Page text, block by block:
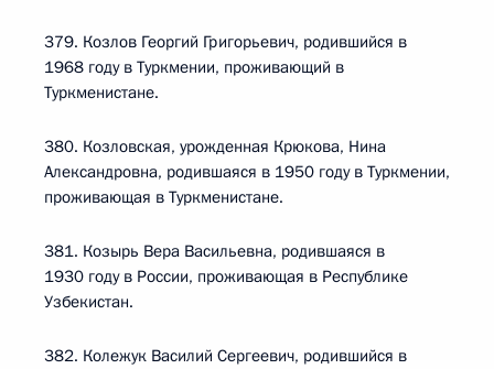
379. Козлов Георгий Григорьевич, родившийся в
1968 году в Туркмении, проживающий в
Туркменистане.
380. Козловская, урожденная Крюкова, Нина
Александровна, родившаяся в 1950 году в Туркмении,
проживающая в Туркменистане.
381. Козырь Вера Васильевна, родившаяся в
1930 году в России, проживающая в Республике
Узбекистан.
382. Колежук Василий Сергеевич, родившийся в